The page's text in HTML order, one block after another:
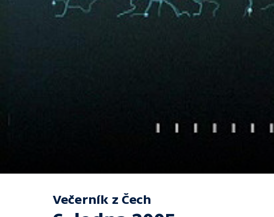
Večerník z Čech